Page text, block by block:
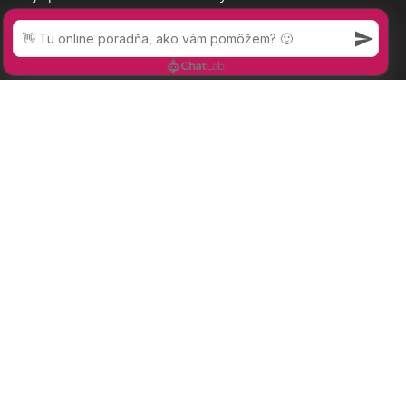
problému.
Podobnou témou,
práve z hľadiska
času, je aj
ľudí, napokon doba
a alarmujúci stav
populácie a
zdravotnej
príčiny a vedie k
rôznym
Nomenklatúru
Prijať nevyhnutné Prijať všetko